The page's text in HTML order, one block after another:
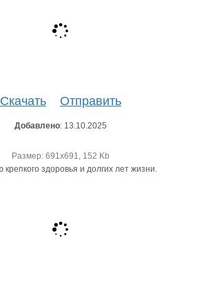
Скачать Отправить
Добавлено: 13.10.2025
Размер: 691х691, 152 Kb